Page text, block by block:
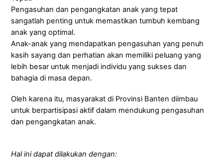
Pengasuhan dan pengangkatan anak yang tepat
sangatlah penting untuk memastikan tumbuh kembang
anak yang optimal.
Anak-anak yang mendapatkan pengasuhan yang penuh
kasih sayang dan perhatian akan memiliki peluang yang
lebih besar untuk menjadi individu yang sukses dan
bahagia di masa depan.
Oleh karena itu, masyarakat di Provinsi Banten diimbau
untuk berpartisipasi aktif dalam mendukung pengasuhan
dan pengangkatan anak.
Hal ini dapat dilakukan dengan: